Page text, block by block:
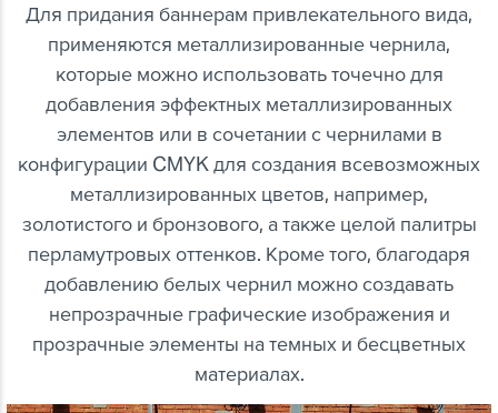
Для придания баннерам привлекательного вида,
применяются металлизированные чернила,
которые можно использовать точечно для
добавления эффектных металлизированных
элементов или в сочетании с чернилами в
конфигурации CMYK для создания всевозможных
металлизированных цветов, например,
золотистого и бронзового, а также целой палитры
перламутровых оттенков. Кроме того, благодаря
добавлению белых чернил можно создавать
непрозрачные графические изображения и
прозрачные элементы на темных и бесцветных
материалах.